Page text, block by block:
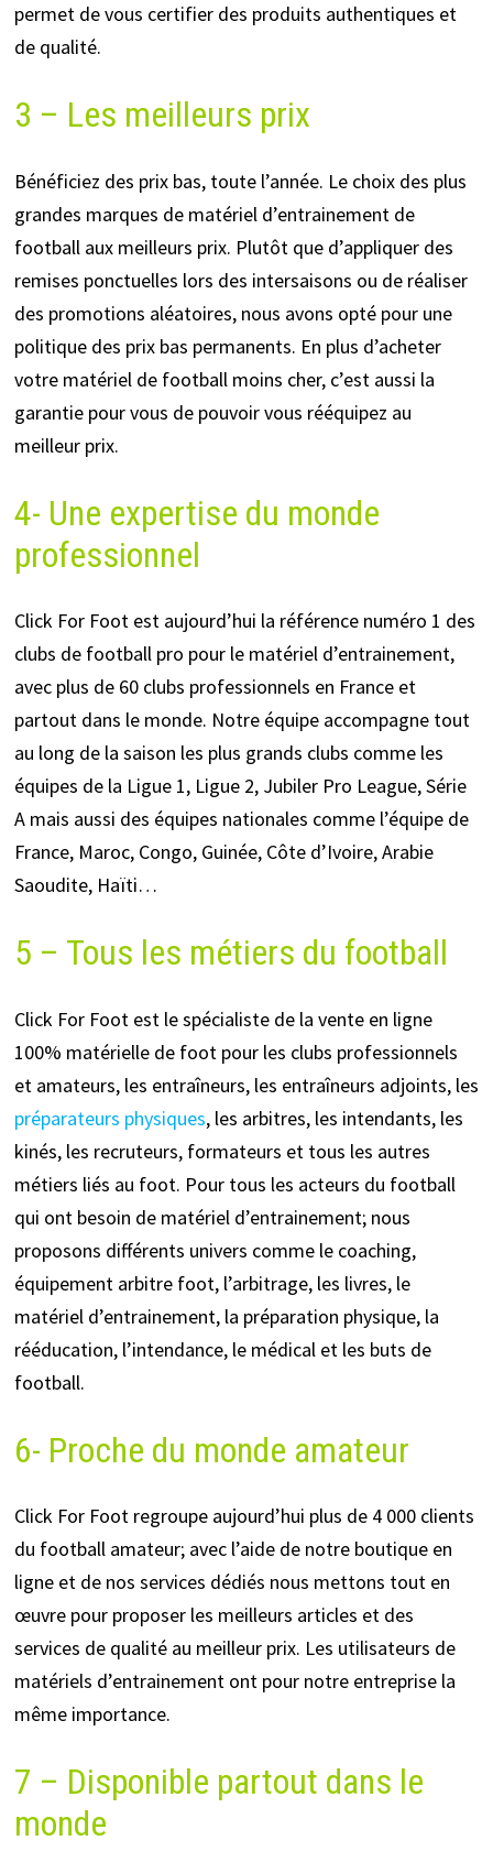
permet de vous certifier des produits authentiques et
de qualité.
3 – Les meilleurs prix
Bénéficiez des prix bas, toute l’année. Le choix des plus
grandes marques de matériel d’entrainement de
football aux meilleurs prix. Plutôt que d’appliquer des
remises ponctuelles lors des intersaisons ou de réaliser
des promotions aléatoires, nous avons opté pour une
politique des prix bas permanents. En plus d’acheter
votre matériel de football moins cher, c’est aussi la
garantie pour vous de pouvoir vous rééquipez au
meilleur prix.
4- Une expertise du monde
professionnel
Click For Foot est aujourd’hui la référence numéro 1 des
clubs de football pro pour le matériel d’entrainement,
avec plus de 60 clubs professionnels en France et
partout dans le monde. Notre équipe accompagne tout
au long de la saison les plus grands clubs comme les
équipes de la Ligue 1, Ligue 2, Jubiler Pro League, Série
A mais aussi des équipes nationales comme l’équipe de
France, Maroc, Congo, Guinée, Côte d’Ivoire, Arabie
Saoudite, Haïti…
5 – Tous les métiers du football
Click For Foot est le spécialiste de la vente en ligne
100% matérielle de foot pour les clubs professionnels
et amateurs, les entraîneurs, les entraîneurs adjoints, les
préparateurs physiques, les arbitres, les intendants, les
kinés, les recruteurs, formateurs et tous les autres
métiers liés au foot. Pour tous les acteurs du football
qui ont besoin de matériel d’entrainement; nous
proposons différents univers comme le coaching,
équipement arbitre foot, l’arbitrage, les livres, le
matériel d’entrainement, la préparation physique, la
rééducation, l’intendance, le médical et les buts de
football.
6- Proche du monde amateur
Click For Foot regroupe aujourd’hui plus de 4 000 clients
du football amateur; avec l’aide de notre boutique en
ligne et de nos services dédiés nous mettons tout en
œuvre pour proposer les meilleurs articles et des
services de qualité au meilleur prix. Les utilisateurs de
matériels d’entrainement ont pour notre entreprise la
même importance.
7 – Disponible partout dans le
monde